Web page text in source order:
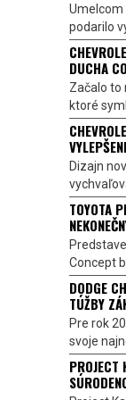
Umelcom
podarilo
DUCHA
Začalo to
ktoré
Dizajn
TOYOTA
Concept
DODGE
TÚŽBY
Pre rok
svoje
PROJECT